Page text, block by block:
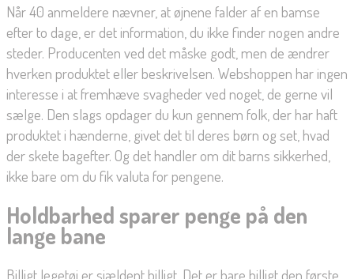
Når 40 anmeldere nævner, at øjnene falder af en bamse
efter to dage, er det information, du ikke finder nogen andre
steder. Producenten ved det måske godt, men de ændrer
hverken produktet eller beskrivelsen. Webshoppen har ingen
interesse i at fremhæve svagheder ved noget, de gerne vil
sælge. Den slags opdager du kun gennem folk, der har haft
produktet i hænderne, givet det til deres børn og set, hvad
der skete bagefter. Og det handler om dit barns sikkerhed,
ikke bare om du fik valuta for pengene.
Holdbarhed sparer penge på den
lange bane
Billigt legetøj er sjældent billigt. Det er bare billigt den første